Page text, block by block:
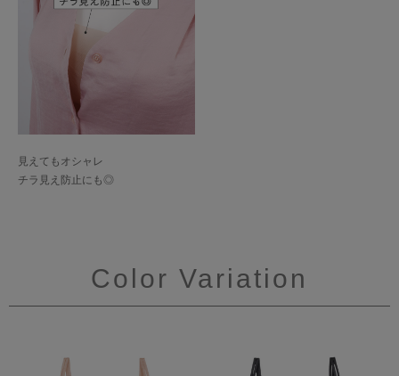
見えてもオシャレ
チラ見え防止にも◎
Color Variation